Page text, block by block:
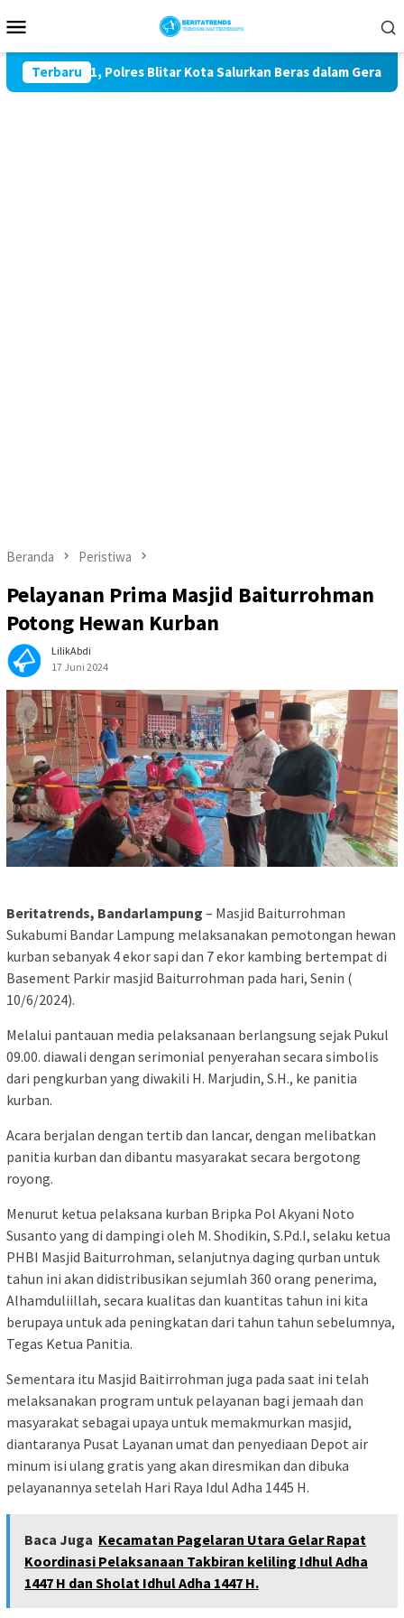
ke
Mobile
Terbaru
ke-81, Polres Blitar Kota Salurkan Beras dalam Gerakan
Beranda Peristiwa
Pelayanan Prima Masjid Baiturrohman
Potong Hewan Kurban
LilikAbdi
17 Juni 2024
Beritatrends, Bandarlampung – Masjid Baiturrohman
Sukabumi Bandar Lampung melaksanakan pemotongan hewan
kurban sebanyak 4 ekor sapi dan 7 ekor kambing bertempat di
Basement Parkir masjid Baiturrohman pada hari, Senin (
10/6/2024).
Melalui pantauan media pelaksanaan berlangsung sejak Pukul
09.00. diawali dengan serimonial penyerahan secara simbolis
dari pengkurban yang diwakili H. Marjudin, S.H., ke panitia
kurban.
Acara berjalan dengan tertib dan lancar, dengan melibatkan
panitia kurban dan dibantu masyarakat secara bergotong
royong.
Menurut ketua pelaksana kurban Bripka Pol Akyani Noto
Susanto yang di dampingi oleh M. Shodikin, S.Pd.I, selaku ketua
PHBI Masjid Baiturrohman, selanjutnya daging qurban untuk
tahun ini akan didistribusikan sejumlah 360 orang penerima,
Alhamduliillah, secara kualitas dan kuantitas tahun ini kita
berupaya untuk ada peningkatan dari tahun tahun sebelumnya,
Tegas Ketua Panitia.
Sementara itu Masjid Baitirrohman juga pada saat ini telah
melaksanakan program untuk pelayanan bagi jemaah dan
masyarakat sebagai upaya untuk memakmurkan masjid,
diantaranya Pusat Layanan umat dan penyediaan Depot air
minum isi ulang gratis yang akan diresmikan dan dibuka
pelayanannya setelah Hari Raya Idul Adha 1445 H.
Baca Juga Kecamatan Pagelaran Utara Gelar Rapat
Koordinasi Pelaksanaan Takbiran keliling Idhul Adha
1447 H dan Sholat Idhul Adha 1447 H.